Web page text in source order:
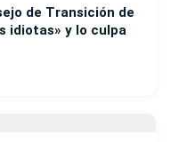
de Transición de
idiotas» y lo culpa